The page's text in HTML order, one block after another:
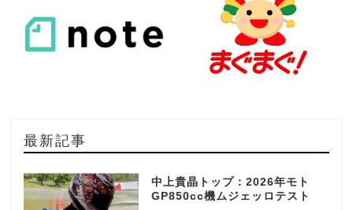
最新記事
中上貴晶トップ：2026年モト
GP850cc機ムジェッロテスト